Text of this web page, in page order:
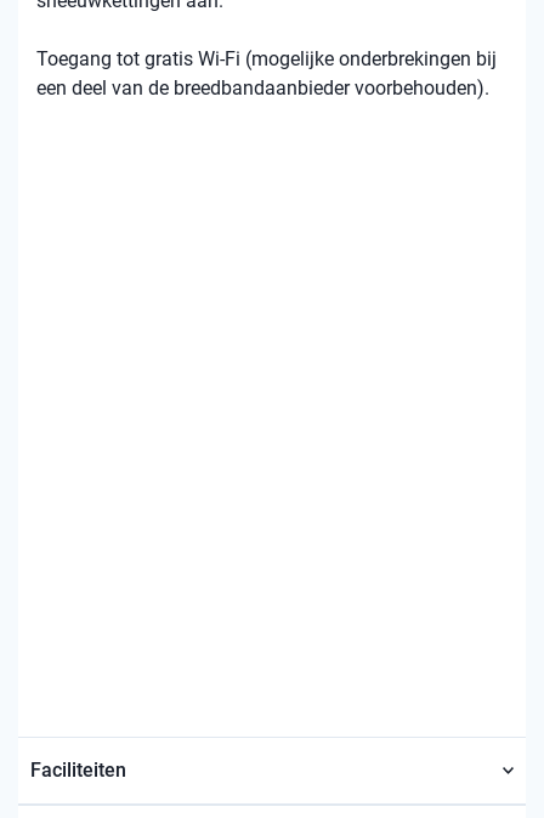
Toegang tot gratis Wi-Fi (mogelijke onderbrekingen bij
een deel van de breedbandaanbieder voorbehouden).
Faciliteiten